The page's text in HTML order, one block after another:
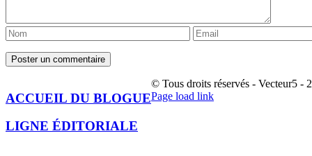
ACCUEIL DU BLOGUE
LIGNE ÉDITORIALE
© Tous droits réservés - Vecteur5 -
Facebook
Page load link
Aller